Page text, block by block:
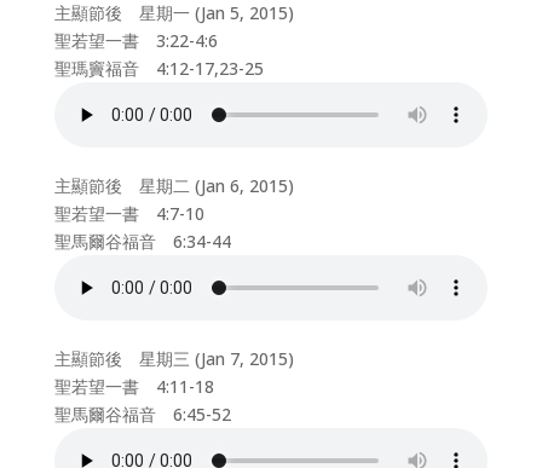
主顯節後 星期一 (Jan 5, 2015)
聖若望一書 3:22-4:6
聖瑪竇福音 4:12-17,23-25
主顯節後 星期二 (Jan 6, 2015)
聖若望一書 4:7-10
聖馬爾谷福音 6:34-44
主顯節後 星期三 (Jan 7, 2015)
聖若望一書 4:11-18
聖馬爾谷福音 6:45-52